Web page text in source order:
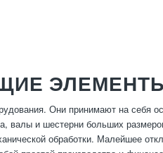
Они принимают на себя
валы и шестерни больших
обработки. Малейшее